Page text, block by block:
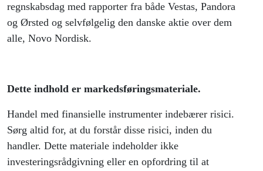
regnskabsdag med rapporter fra både Vestas, Pandora
og Ørsted og selvfølgelig den danske aktie over dem
alle, Novo Nordisk.
Dette indhold er markedsføringsmateriale.
Handel med finansielle instrumenter indebærer risici.
Sørg altid for, at du forstår disse risici, inden du
handler. Dette materiale indeholder ikke
investeringsrådgivning eller en opfordring til at